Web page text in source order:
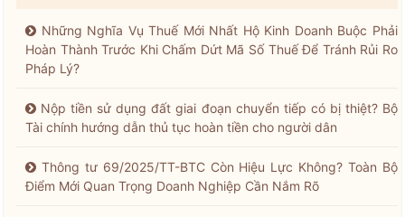
Những Nghĩa Vụ Thuế Mới Nhất Hộ Kinh Doanh Buộc Phải
Hoàn Thành Trước Khi Chấm Dứt Mã Số Thuế Để Tránh Rủi Ro
Pháp Lý?
Nộp tiền sử dụng đất giai đoạn chuyển tiếp có bị thiệt? Bộ
Tài chính hướng dẫn thủ tục hoàn tiền cho người dân
Thông tư 69/2025/TT-BTC Còn Hiệu Lực Không? Toàn Bộ
Điểm Mới Quan Trọng Doanh Nghiệp Cần Nắm Rõ